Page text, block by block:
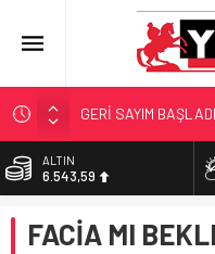
GERİ SAYIM BAŞLADI
SAMSUNSPOR’DA
‘BAFRA’YA YATIRIM
YÖNETİCİ
ALTIN
6.543,59
13.798,82
FACİA MI